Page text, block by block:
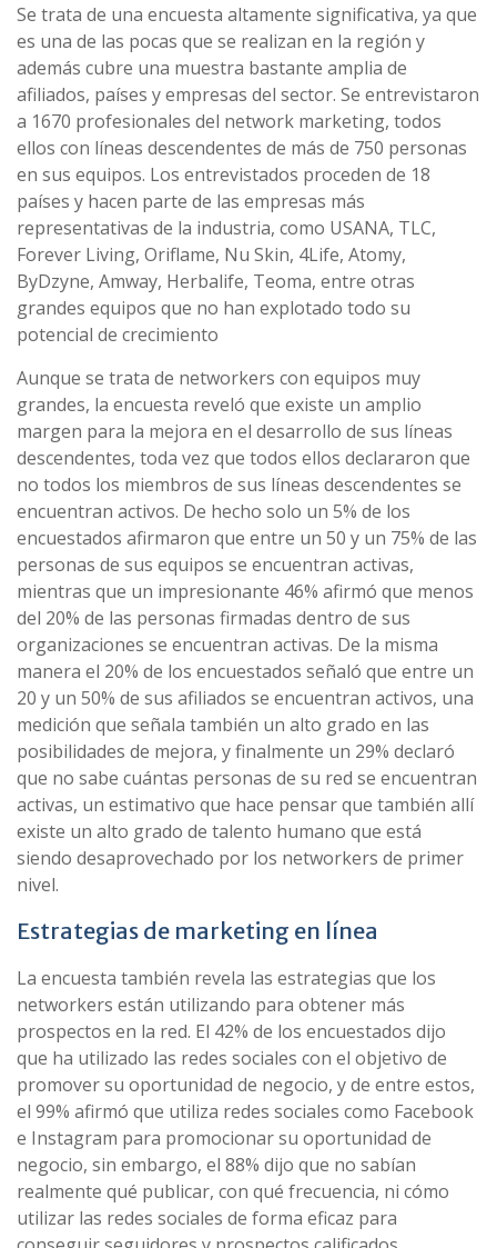
Se trata de una encuesta altamente significativa, ya que
es una de las pocas que se realizan en la región y
además cubre una muestra bastante amplia de
afiliados, países y empresas del sector. Se entrevistaron
a 1670 profesionales del network marketing, todos
ellos con líneas descendentes de más de 750 personas
en sus equipos. Los entrevistados proceden de 18
países y hacen parte de las empresas más
representativas de la industria, como USANA, TLC,
Forever Living, Oriflame, Nu Skin, 4Life, Atomy,
ByDzyne, Amway, Herbalife, Teoma, entre otras
grandes equipos que no han explotado todo su
potencial de crecimiento
Aunque se trata de networkers con equipos muy
grandes, la encuesta reveló que existe un amplio
margen para la mejora en el desarrollo de sus líneas
descendentes, toda vez que todos ellos declararon que
no todos los miembros de sus líneas descendentes se
encuentran activos. De hecho solo un 5% de los
encuestados afirmaron que entre un 50 y un 75% de las
personas de sus equipos se encuentran activas,
mientras que un impresionante 46% afirmó que menos
del 20% de las personas firmadas dentro de sus
organizaciones se encuentran activas. De la misma
manera el 20% de los encuestados señaló que entre un
20 y un 50% de sus afiliados se encuentran activos, una
medición que señala también un alto grado en las
posibilidades de mejora, y finalmente un 29% declaró
que no sabe cuántas personas de su red se encuentran
activas, un estimativo que hace pensar que también allí
existe un alto grado de talento humano que está
siendo desaprovechado por los networkers de primer
nivel.
Estrategias de marketing en línea
La encuesta también revela las estrategias que los
networkers están utilizando para obtener más
prospectos en la red. El 42% de los encuestados dijo
que ha utilizado las redes sociales con el objetivo de
promover su oportunidad de negocio, y de entre estos,
el 99% afirmó que utiliza redes sociales como Facebook
e Instagram para promocionar su oportunidad de
negocio, sin embargo, el 88% dijo que no sabían
realmente qué publicar, con qué frecuencia, ni cómo
utilizar las redes sociales de forma eficaz para